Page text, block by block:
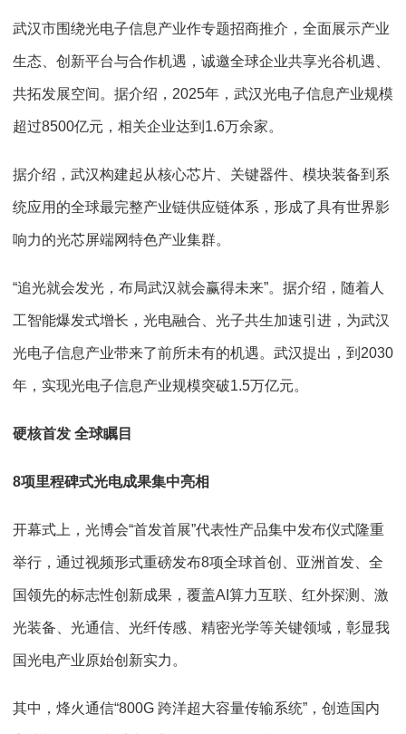
武汉市围绕光电子信息产业作专题招商推介，全面展示产业
生态、创新平台与合作机遇，诚邀全球企业共享光谷机遇、
共拓发展空间。据介绍，2025年，武汉光电子信息产业规模
超过8500亿元，相关企业达到1.6万余家。
据介绍，武汉构建起从核心芯片、关键器件、模块装备到系
统应用的全球最完整产业链供应链体系，形成了具有世界影
响力的光芯屏端网特色产业集群。
“追光就会发光，布局武汉就会赢得未来”。据介绍，随着人
工智能爆发式增长，光电融合、光子共生加速引进，为武汉
光电子信息产业带来了前所未有的机遇。武汉提出，到2030
年，实现光电子信息产业规模突破1.5万亿元。
硬核首发 全球瞩目
8项里程碑式光电成果集中亮相
开幕式上，光博会“首发首展”代表性产品集中发布仪式隆重
举行，通过视频形式重磅发布8项全球首创、亚洲首发、全
国领先的标志性创新成果，覆盖AI算力互联、红外探测、激
光装备、光通信、光纤传感、精密光学等关键领域，彰显我
国光电产业原始创新实力。
其中，烽火通信“800G 跨洋超大容量传输系统”，创造国内